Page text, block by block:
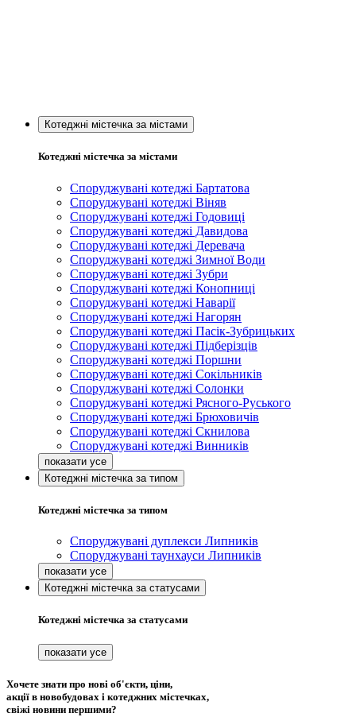
Котеджні містечка за містами
Котеджні містечка за містами
Споруджувані котеджі Бартатова
Споруджувані котеджі Віняв
Споруджувані котеджі Годовиці
Споруджувані котеджі Давидова
Споруджувані котеджі Деревача
Споруджувані котеджі Зимної Води
Споруджувані котеджі Зубри
Споруджувані котеджі Конопниці
Споруджувані котеджі Наварії
Споруджувані котеджі Нагорян
Споруджувані котеджі Пасік-Зубрицьких
Споруджувані котеджі Підберізців
Споруджувані котеджі Поршни
Споруджувані котеджі Сокільників
Споруджувані котеджі Солонки
Споруджувані котеджі Рясного-Руського
Споруджувані котеджі Брюховичів
Споруджувані котеджі Скнилова
Споруджувані котеджі Винників
Котеджні містечка за типом
Котеджні містечка за типом
Споруджувані дуплекси Липників
Споруджувані таунхауси Липників
Котеджні містечка за статусами
Котеджні містечка за статусами
Хочете знати про нові об'єкти, ціни,
акції в новобудовах і котеджних містечках,
свіжі новини першими?